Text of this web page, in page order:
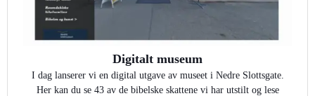
Digitalt museum
I dag lanserer vi en digital utgave av museet i Nedre Slottsgate.
Her kan du se 43 av de bibelske skattene vi har utstilt og lese